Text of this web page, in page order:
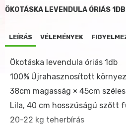
ÖKOTÁSKA LEVENDULA ÓRIÁS
LEÍRÁS VÉLEMÉNYEK
Ökotáska levendula óriás 1db
100% Újrahasznosított
38cm magasság × 45cm
Lila, 40 cm hosszúságú szőtt
20-22 kg teherbírás